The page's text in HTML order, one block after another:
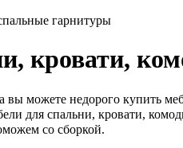
гарнитуры
кровати,
вы можете недорого купить
для спальни, кровати,
со сборкой.